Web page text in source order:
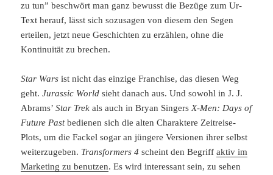
zu tun” beschwört man ganz bewusst die Bezüge zum Ur-
Text herauf, lässt sich sozusagen von diesem den Segen
erteilen, jetzt neue Geschichten zu erzählen, ohne die
Kontinuität zu brechen.
Star Wars ist nicht das einzige Franchise, das diesen Weg
geht.Jurassic World sieht danach aus. Und sowohl in J. J.
Abrams’Star Trek als auch in Bryan SingersX-Men: Days of
Future Pastbedienen sich die alten Charaktere Zeitreise-
Plots, um die Fackel sogar an jüngere Versionen ihrer selbst
weiterzugeben. Transformers 4 scheint den Begriffaktiv im
Marketing zu benutzen. Es wird interessant sein, zu sehen